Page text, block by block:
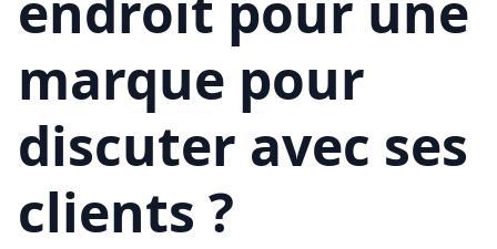
marque pour
discuter avec ses
clients ?